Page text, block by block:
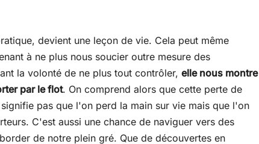
devient une leçon de vie. Cela peut même
à ne plus nous soucier outre mesure des
la volonté de ne plus tout contrôler, elle nous montre
par le flot. On comprend alors que cette perte de
pas que l'on perd la main sur vie mais que l'on
C'est aussi une chance de naviguer vers des
de notre plein gré. Que de découvertes en